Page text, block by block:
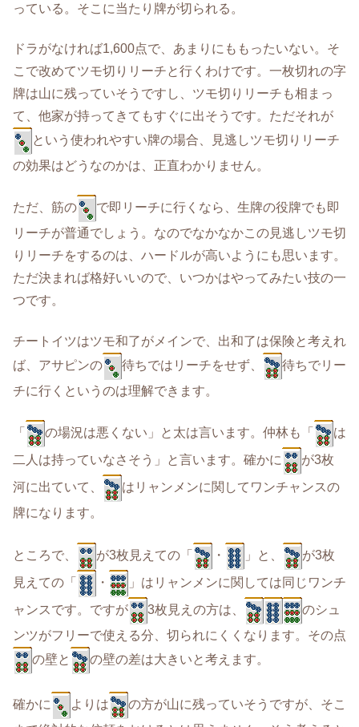
っている。そこに当たり牌が切られる。
ドラがなければ1,600点で、あまりにももったいない。そ
こで改めてツモ切りリーチと行くわけです。一枚切れの字
牌は山に残っていそうですし、ツモ切りリーチも相まっ
て、他家が持ってきてもすぐに出そうです。ただそれが
という使われやすい牌の場合、見逃しツモ切りリーチ
の効果はどうなのかは、正直わかりません。
ただ、筋の
で即リーチに行くなら、生牌の役牌でも即
リーチが普通でしょう。なのでなかなかこの見逃しツモ切
りリーチをするのは、ハードルが高いようにも思います。
ただ決まれば格好いいので、いつかはやってみたい技の一
つです。
チートイツはツモ和了がメインで、出和了は保険と考えれ
ば、アサピンの
待ちではリーチをせず、
待ちでリー
チに行くというのは理解できます。
「 の場況は悪くない」と太は言います。仲林も「
は
二人は持っていなさそう」と言います。確かに
が3枚
河に出ていて、
はリャンメンに関してワンチャンスの
牌になります。
ところで、 が3枚見えての「 ・ 」と、
が3枚
見えての「
・
」はリャンメンに関しては同じワンチ
ャンスです。ですが
3枚見えの方は、
のシュ
ンツがフリーで使える分、切られにくくなります。その点
の壁と
の壁の差は大きいと考えます。
確かに よりは
の方が山に残っていそうですが、そこ